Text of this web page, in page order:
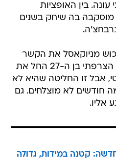
בין האופציות
בה שיחק בשנים
מניוקאסל את הקשר
. הצרפתי בן ה-27 החל את
אבל זו החליטה שהיא לא
חודשים לא מוצלחים. גם
אליו.
קטנה במידות, גדולה